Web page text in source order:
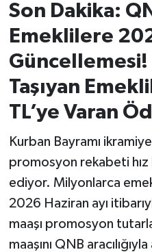
Son Dakika:
Emeklilere
Güncellemesi!
Taşıyan
TL’ye Varan
Kurban Bayramı
promosyon rekabeti
ediyor. Milyonlarca
2026 Haziran ayı
maaşı promosyon
maaşını QNB
KENT GÜNDEMİ
Kepsut
MAGAZİN
MANŞET
Manyas